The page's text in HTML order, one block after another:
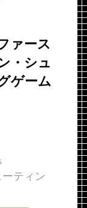
ァース
・シュ
ゲーム
ティン